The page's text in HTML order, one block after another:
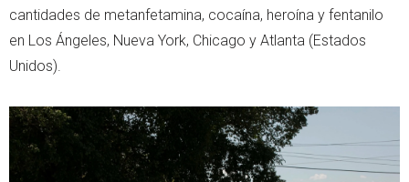
cantidades de metanfetamina, cocaína, heroína y fentanilo
en Los Ángeles, Nueva York, Chicago y Atlanta (Estados
Unidos).